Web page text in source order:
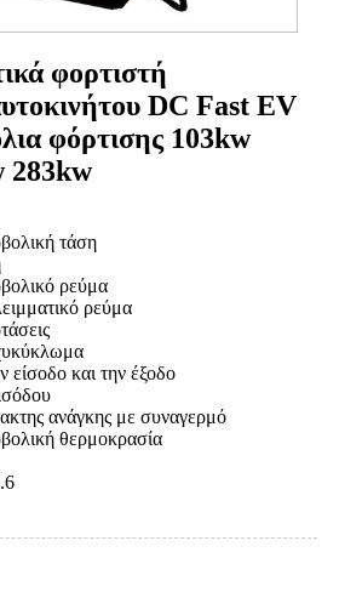
φορτιστή
DC Fast EV
φόρτισης 103kw
283kw
τάση
ρεύμα
ρεύμα
και την έξοδο
ανάγκης με συναγερμό
θερμοκρασία